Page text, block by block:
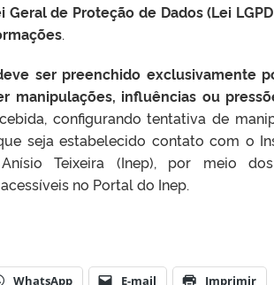
Geral de Proteção de Dados (Lei
.
ser preenchido exclusivamente
manipulações, influências ou
configurando tentativa de
seja estabelecido contato com o
Anísio Teixeira (Inep), por meio
no Portal do Inep.
WhatsApp E-mail Imprimir